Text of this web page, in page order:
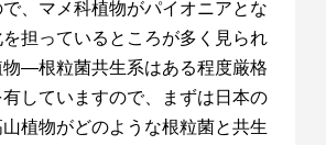
、マメ科植物がパイオニアとな
担っているところが多く見られ
物—根粒菌共生系はある程度厳格
していますので、まずは日本の
植物がどのような根粒菌と共生